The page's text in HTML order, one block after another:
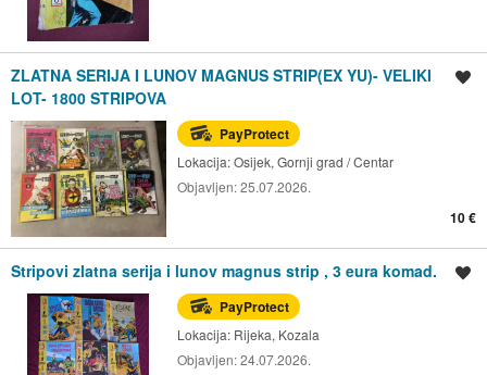
ZLATNA SERIJA I LUNOV MAGNUS STRIP(EX YU)- VELIKI
LOT- 1800 STRIPOVA
PayProtect
Lokacija:Osijek, Gornji grad / Centar
Objavljen:25.07.2026.
10 €
Stripovi zlatna serija i lunov magnus strip , 3 eura komad.
PayProtect
Lokacija: Rijeka, Kozala
Objavljen:24.07.2026.